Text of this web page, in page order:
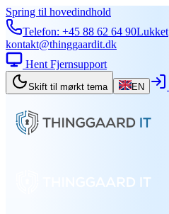
Spring til hovedindhold
Telefon: +45 88 62 64 90Lukket
kontakt@thinggaardit.dk
Hent Fjernsupport
Skift til mørkt tema EN